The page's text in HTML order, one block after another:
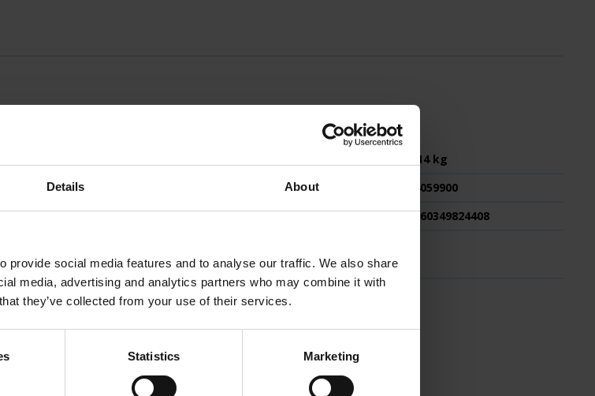
Details About
provide social media features and to analyse our traffic. We also share
media, advertising and analytics partners who may combine it with
they’ve collected from your use of their services.
Statistics Marketing
0,14 kg
15 mm Kod taryfy celnej
94059900
1500 mm GTIN 4260349824408